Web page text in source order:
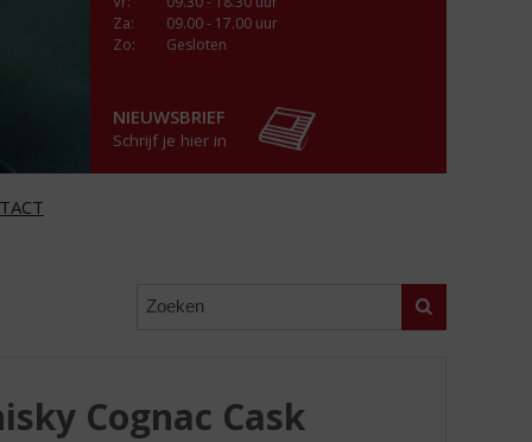
Za:
09.00 - 17.00 uur
Zo:
Gesloten
NIEUWSBRIEF
Schrijf je hier in
Zoeken
Cognac Cask